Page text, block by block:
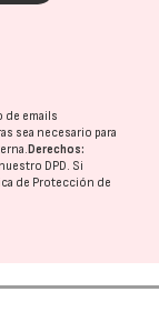
de emails
sea necesario para
Derechos:
DPD. Si
de Protección de